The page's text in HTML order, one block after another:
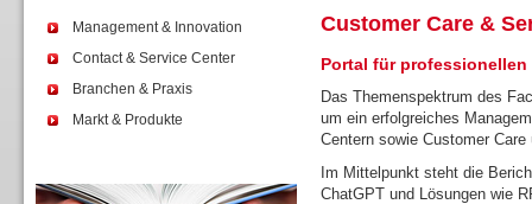
Management & Innovation
Contact & Service Center
Branchen & Praxis
Markt & Produkte
Customer Care &
Portal für
Das Themenspektrum des
um ein erfolgreiches
Centern sowie Customer
Im Mittelpunkt steht die
ChatGPT und Lösungen wie